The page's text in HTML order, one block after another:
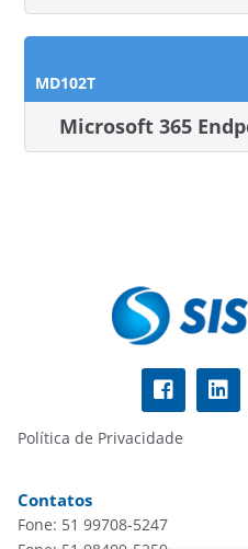
MD102T
Microsoft 365
Política de Privacidade
Contatos
Fone: 51 99708-5247